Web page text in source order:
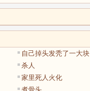
自己掉头发秃了一大块
杀人
家里死人火化